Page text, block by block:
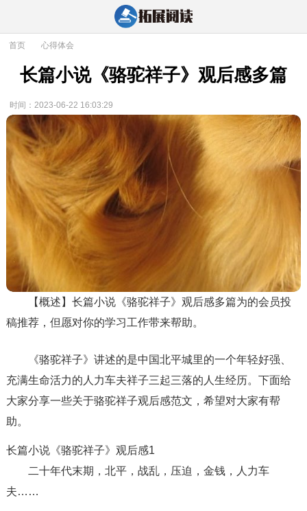
首页 心得体会
长篇小说《骆驼祥子》观后感多篇
时间：2023-06-22 16:03:29
【概述】长篇小说《骆驼祥子》观后感多篇为的会员投
稿推荐，但愿对你的学习工作带来帮助。
《骆驼祥子》讲述的是中国北平城里的一个年轻好强、
充满生命活力的人力车夫祥子三起三落的人生经历。下面给
大家分享一些关于骆驼祥子观后感范文，希望对大家有帮
助。
长篇小说《骆驼祥子》观后感1
二十年代末期，北平，战乱，压迫，金钱，人力车
夫……